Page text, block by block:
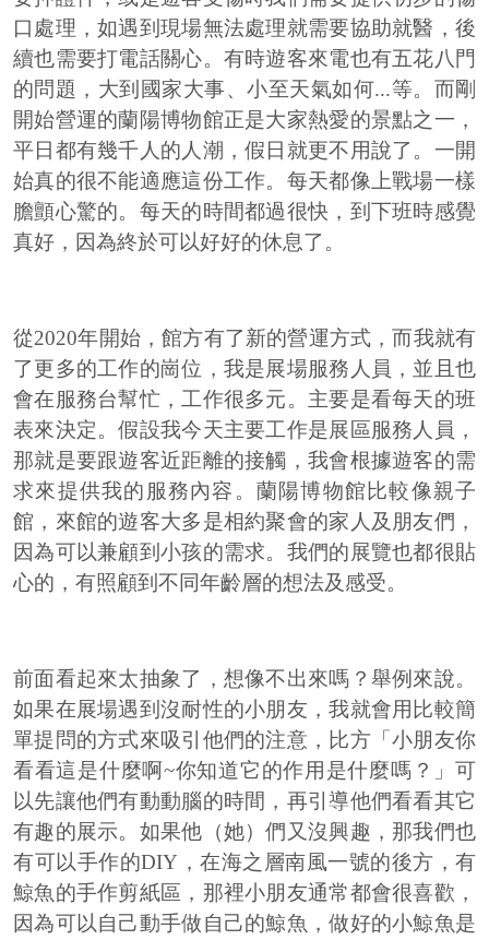
口處理，如遇到現場無法處理就需要協助就醫，後
續也需要打電話關心。有時遊客來電也有五花八門
的問題，大到國家大事、小至天氣如何...等。而剛
開始營運的蘭陽博物館正是大家熱愛的景點之一，
平日都有幾千人的人潮，假日就更不用說了。一開
始真的很不能適應這份工作。每天都像上戰場一樣
膽顫心驚的。每天的時間都過很快，到下班時感覺
真好，因為終於可以好好的休息了。
從2020年開始，館方有了新的營運方式，而我就有
了更多的工作的崗位，我是展場服務人員，並且也
會在服務台幫忙，工作很多元。主要是看每天的班
表來決定。假設我今天主要工作是展區服務人員，
那就是要跟遊客近距離的接觸，我會根據遊客的需
求來提供我的服務內容。蘭陽博物館比較像親子
館，來館的遊客大多是相約聚會的家人及朋友們，
因為可以兼顧到小孩的需求。我們的展覽也都很貼
心的，有照顧到不同年齡層的想法及感受。
前面看起來太抽象了，想像不出來嗎？舉例來說。
如果在展場遇到沒耐性的小朋友，我就會用比較簡
單提問的方式來吸引他們的注意，比方「小朋友你
看看這是什麼啊~你知道它的作用是什麼嗎？」可
以先讓他們有動動腦的時間，再引導他們看看其它
有趣的展示。如果他（她）們又沒興趣，那我們也
有可以手作的DIY，在海之層南風一號的後方，有
鯨魚的手作剪紙區，那裡小朋友通常都會很喜歡，
因為可以自己動手做自己的鯨魚，做好的小鯨魚是